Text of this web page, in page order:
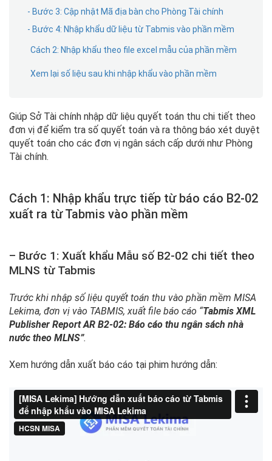
- Bước 3: Cập nhật Mã địa bàn cho Phòng Tài chính
- Bước 4: Nhập khẩu dữ liệu từ Tabmis vào phần mềm
Cách 2: Nhập khẩu theo file excel mẫu của phần mềm
Xem lại số liệu sau khi nhập khẩu vào phần mềm
Giúp Sở Tài chính nhập dữ liệu quyết toán thu chi tiết theo
đơn vị để kiểm tra số quyết toán và ra thông báo xét duyệt
quyết toán cho các đơn vị ngân sách cấp dưới như Phòng
Tài chính.
Cách 1: Nhập khẩu trực tiếp từ báo cáo B2-02
xuất ra từ Tabmis vào phần mềm
– Bước 1: Xuất khẩu Mẫu số B2-02 chi tiết theo
MLNS từ Tabmis
Trước khi nhập số liệu quyết toán thu vào phần mềm MISA
Lekima, đơn vị vào TABMIS, xuất file báo cáo “Tabmis XML
Publisher Report AR B2-02: Báo cáo thu ngân sách nhà
nước theo MLNS”.
Xem hướng dẫn xuất báo cáo tại phim hướng dẫn: